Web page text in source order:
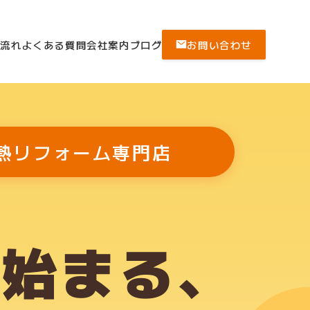
れよくある質問会社案内ブログ お問い合わせ
リフォーム専門店
まる、